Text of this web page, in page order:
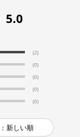
5.0
(2)
(0)
(0)
(0)
(0)
新しい順